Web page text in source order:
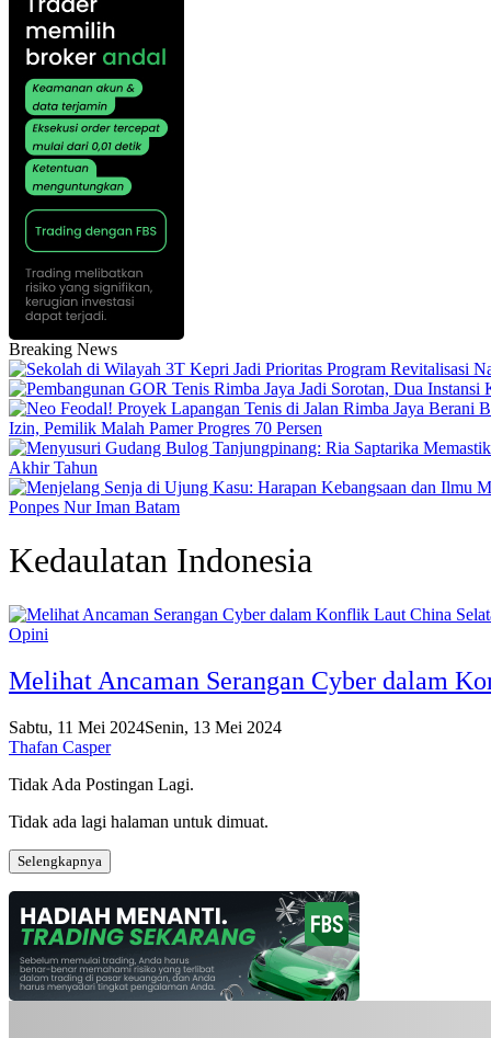
Breaking News
Izin, Pemilik Malah Pamer Progres 70 Persen
Akhir Tahun
Ponpes Nur Iman Batam
Kedaulatan Indonesia
Opini
Melihat Ancaman Serangan Cyber dalam
Sabtu, 11 Mei 2024Senin, 13 Mei 2024
Thafan Casper
Tidak Ada Postingan Lagi.
Tidak ada lagi halaman untuk dimuat.
Selengkapnya